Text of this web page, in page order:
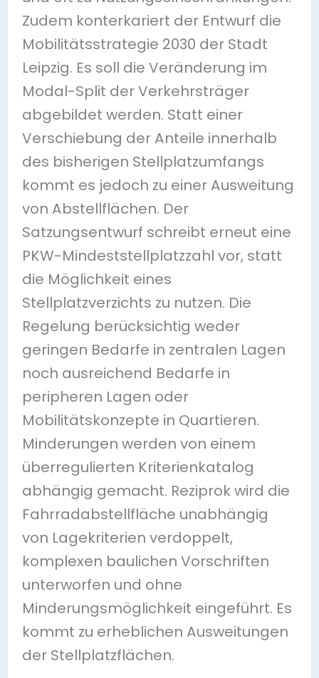
Zudem konterkariert der Entwurf die
Mobilitätsstrategie 2030 der Stadt
Leipzig. Es soll die Veränderung im
Modal-Split der Verkehrsträger
abgebildet werden. Statt einer
Verschiebung der Anteile innerhalb
des bisherigen Stellplatzumfangs
kommt es jedoch zu einer Ausweitung
von Abstellflächen. Der
Satzungsentwurf schreibt erneut eine
PKW-Mindeststellplatzzahl vor, statt
die Möglichkeit eines
Stellplatzverzichts zu nutzen. Die
Regelung berücksichtig weder
geringen Bedarfe in zentralen Lagen
noch ausreichend Bedarfe in
peripheren Lagen oder
Mobilitätskonzepte in Quartieren.
Minderungen werden von einem
überregulierten Kriterienkatalog
abhängig gemacht. Reziprok wird die
Fahrradabstellfläche unabhängig
von Lagekriterien verdoppelt,
komplexen baulichen Vorschriften
unterworfen und ohne
Minderungsmöglichkeit eingeführt. Es
kommt zu erheblichen Ausweitungen
der Stellplatzflächen.